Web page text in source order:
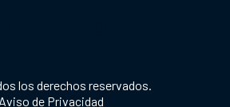
los derechos reservados.
Aviso de Privacidad